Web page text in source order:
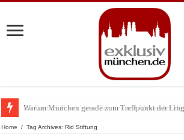
Warum München gerade zum Treffpunkt der
Home / Tag Archives: Rid Stiftung